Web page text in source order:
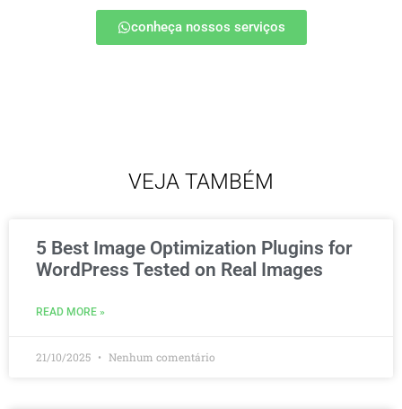
conheça nossos serviços
VEJA TAMBÉM
5 Best Image Optimization Plugins for
WordPress Tested on Real Images
READ MORE »
21/10/2025 Nenhum comentário